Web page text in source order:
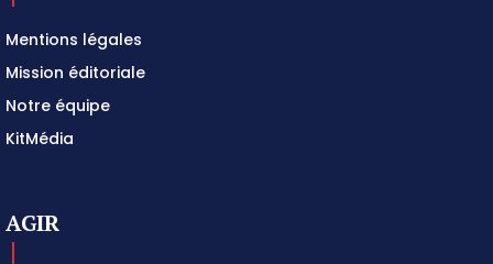
Mentions légales
Mission éditoriale
Notre équipe
KitMédia
AGIR